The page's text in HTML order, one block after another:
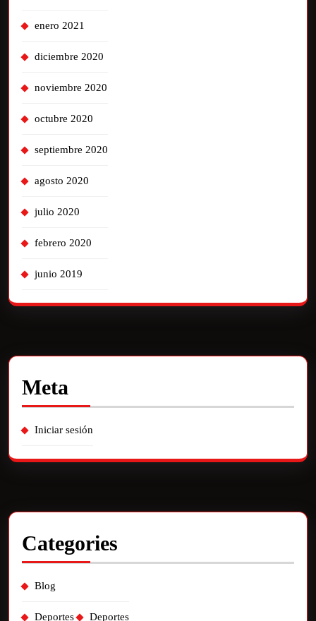
enero 2021
diciembre 2020
noviembre 2020
octubre 2020
septiembre 2020
agosto 2020
julio 2020
febrero 2020
junio 2019
Meta
Iniciar sesión
Categories
Blog
Deportes Deportes